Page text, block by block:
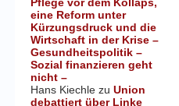
eine Reform unter
Kürzungsdruck und die
Wirtschaft in der Krise –
Gesundheitspolitik –
Sozial finanzieren geht
nicht –
Hans Kiechle zu Union
debattiert über Linke